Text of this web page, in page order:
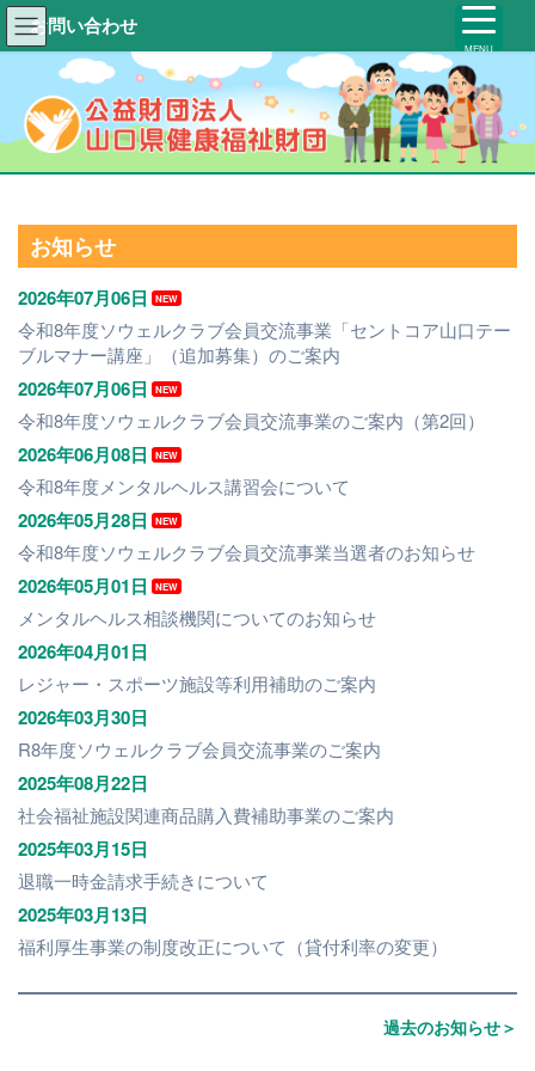
お問い合わせ
お知らせ
2026年07月06日 NEW
令和8年度ソウェルクラブ会員交流事業「セントコア山口テー
ブルマナー講座」（追加募集）のご案内
2026年07月06日 NEW
令和8年度ソウェルクラブ会員交流事業のご案内（第2回）
2026年06月08日 NEW
令和8年度メンタルヘルス講習会について
2026年05月28日 NEW
令和8年度ソウェルクラブ会員交流事業当選者のお知らせ
2026年05月01日 NEW
メンタルヘルス相談機関についてのお知らせ
2026年04月01日
レジャー・スポーツ施設等利用補助のご案内
2026年03月30日
R8年度ソウェルクラブ会員交流事業のご案内
2025年08月22日
社会福祉施設関連商品購入費補助事業のご案内
2025年03月15日
退職一時金請求手続きについて
2025年03月13日
福利厚生事業の制度改正について（貸付利率の変更）
過去のお知らせ＞
MENU